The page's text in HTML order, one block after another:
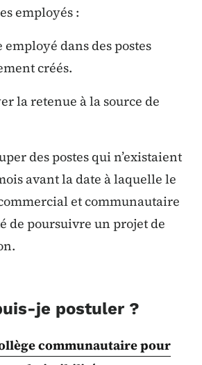
employés :
employé dans des postes
créés.
la retenue à la source de
des postes qui n’existaient
avant la date à laquelle le
et communautaire
de poursuivre un projet de
je postuler ?
communautaire pour